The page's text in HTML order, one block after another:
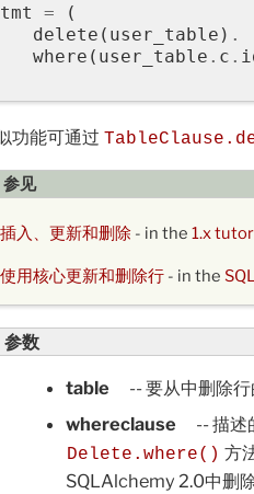
=
(
delete ( user_table ) .
where ( user_table . c .
功能可通过
参见
插入、更新和删除 - in the 1.x
使用核心更新和删除行 - in the
参数
table
-- 要从中删除行
whereclause
-- 描述
Delete.where() 方
SQLAlchemy 2.0中删